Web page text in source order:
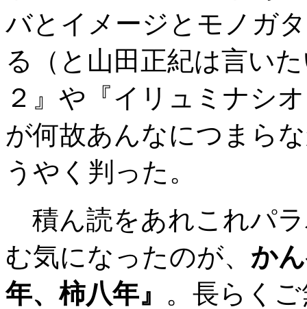
バとイメージとモノガ
る（と山田正紀は言い
２』や『イリュミナシ
が何故あんなにつまら
うやく判った。
積ん読をあれこれパ
む気になったのが、 か
年、柿八年』 。長らく